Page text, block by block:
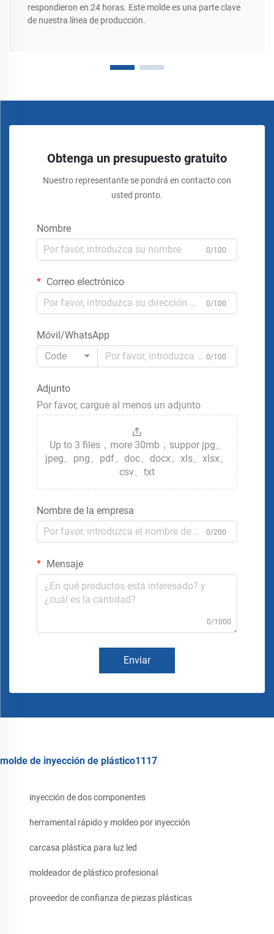
respondieron en 24 horas. Este molde es una parte clave
de nuestra línea de producción.
Obtenga un presupuesto gratuito
Nuestro representante se pondrá en contacto con
usted pronto.
Nombre
0/100
Correo electrónico
0/100
Móvil/WhatsApp
Code
0/100
Adjunto
Por favor, cargue al menos un adjunto
Up to 3 files，more 30mb，suppor jpg、
jpeg、png、pdf、doc、docx、xls、xlsx、
csv、txt
Nombre de la empresa
0/200
Mensaje
0/1000
Enviar
molde de inyección de plástico1117
inyección de dos componentes
herramental rápido y moldeo por inyección
carcasa plástica para luz led
moldeador de plástico profesional
proveedor de confianza de piezas plásticas